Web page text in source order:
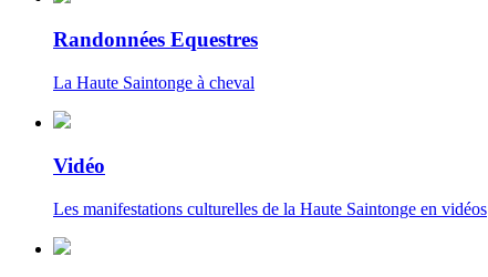
Randonnées Equestres
La Haute Saintonge à cheval
Vidéo
Les manifestations culturelles de la Haute Saintonge en vidéos